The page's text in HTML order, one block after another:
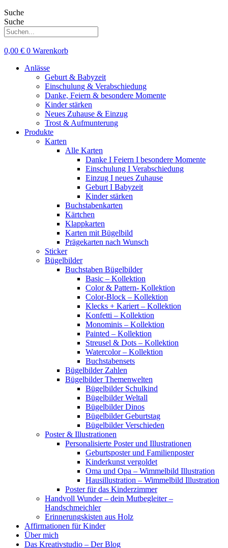
Suche
Suche
0,00 € 0 Warenkorb
Anlässe
Geburt & Babyzeit
Einschulung & Verabschiedung
Danke, Feiern & besondere Momente
Kinder stärken
Neues Zuhause & Einzug
Trost & Aufmunterung
Produkte
Karten
Alle Karten
Danke I Feiern I besondere Momente
Einschulung I Verabschiedung
Einzug I neues Zuhause
Geburt I Babyzeit
Kinder stärken
Buchstabenkarten
Kärtchen
Klappkarten
Karten mit Bügelbild
Prägekarten nach Wunsch
Sticker
Bügelbilder
Buchstaben Bügelbilder
Basic – Kollektion
Color & Pattern- Kollektion
Color-Block – Kollektion
Klecks + Kariert – Kollektion
Konfetti – Kollektion
Monominis – Kollektion
Painted – Kollektion
Streusel & Dots – Kollektion
Watercolor – Kollektion
Buchstabensets
Bügelbilder Zahlen
Bügelbilder Themenwelten
Bügelbilder Schulkind
Bügelbilder Weltall
Bügelbilder Dinos
Bügelbilder Geburtstag
Bügelbilder Verschieden
Poster & Illustrationen
Personalisierte Poster und Illustrationen
Geburtsposter und Familienposter
Kinderkunst vergoldet
Oma und Opa – Wimmelbild Illustration
Hausillustration – Wimmelbild Illustration
Poster für das Kinderzimmer
Handvoll Wunder – dein Mutbegleiter –
Handschmeichler
Erinnerungskisten aus Holz
Affirmationen für Kinder
Über mich
Das Kreativstudio – Der Blog